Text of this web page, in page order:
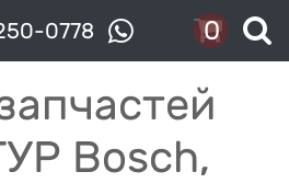
0778 0
Bosch,